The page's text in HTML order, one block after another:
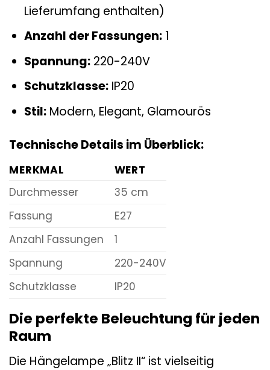
Lieferumfang enthalten)
Anzahl der Fassungen:1
Spannung:220-240V
Schutzklasse:IP20
Stil:Modern, Elegant, Glamourös
Technische Details im Überblick:
MERKMAL
WERT
Durchmesser
35 cm
Fassung
E27
Anzahl Fassungen
1
Spannung
220-240V
Schutzklasse
IP20
Die perfekte Beleuchtung für jeden
Raum
Die Hängelampe „Blitz II“ ist vielseitig